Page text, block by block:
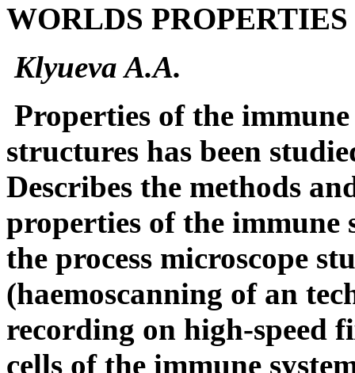
WORLDS
Klyueva A.A.
Properties of the
structures has been
Describes the methods
properties of the immune
the process microscope
(haemoscanning of an
recording on high-speed
cells of the immune